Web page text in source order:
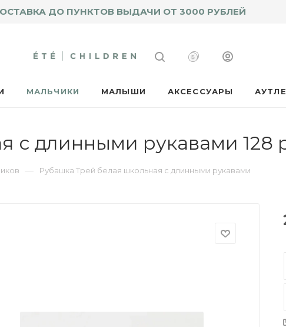
ДО ПУНКТОВ ВЫДАЧИ ОТ 3000 РУБЛЕЙ
МАЛЬЧИКИ МАЛЫШИ АКСЕССУАРЫ
с длинными рукавами 128
— Рубашка Трей белая школьная с длинными рукавами